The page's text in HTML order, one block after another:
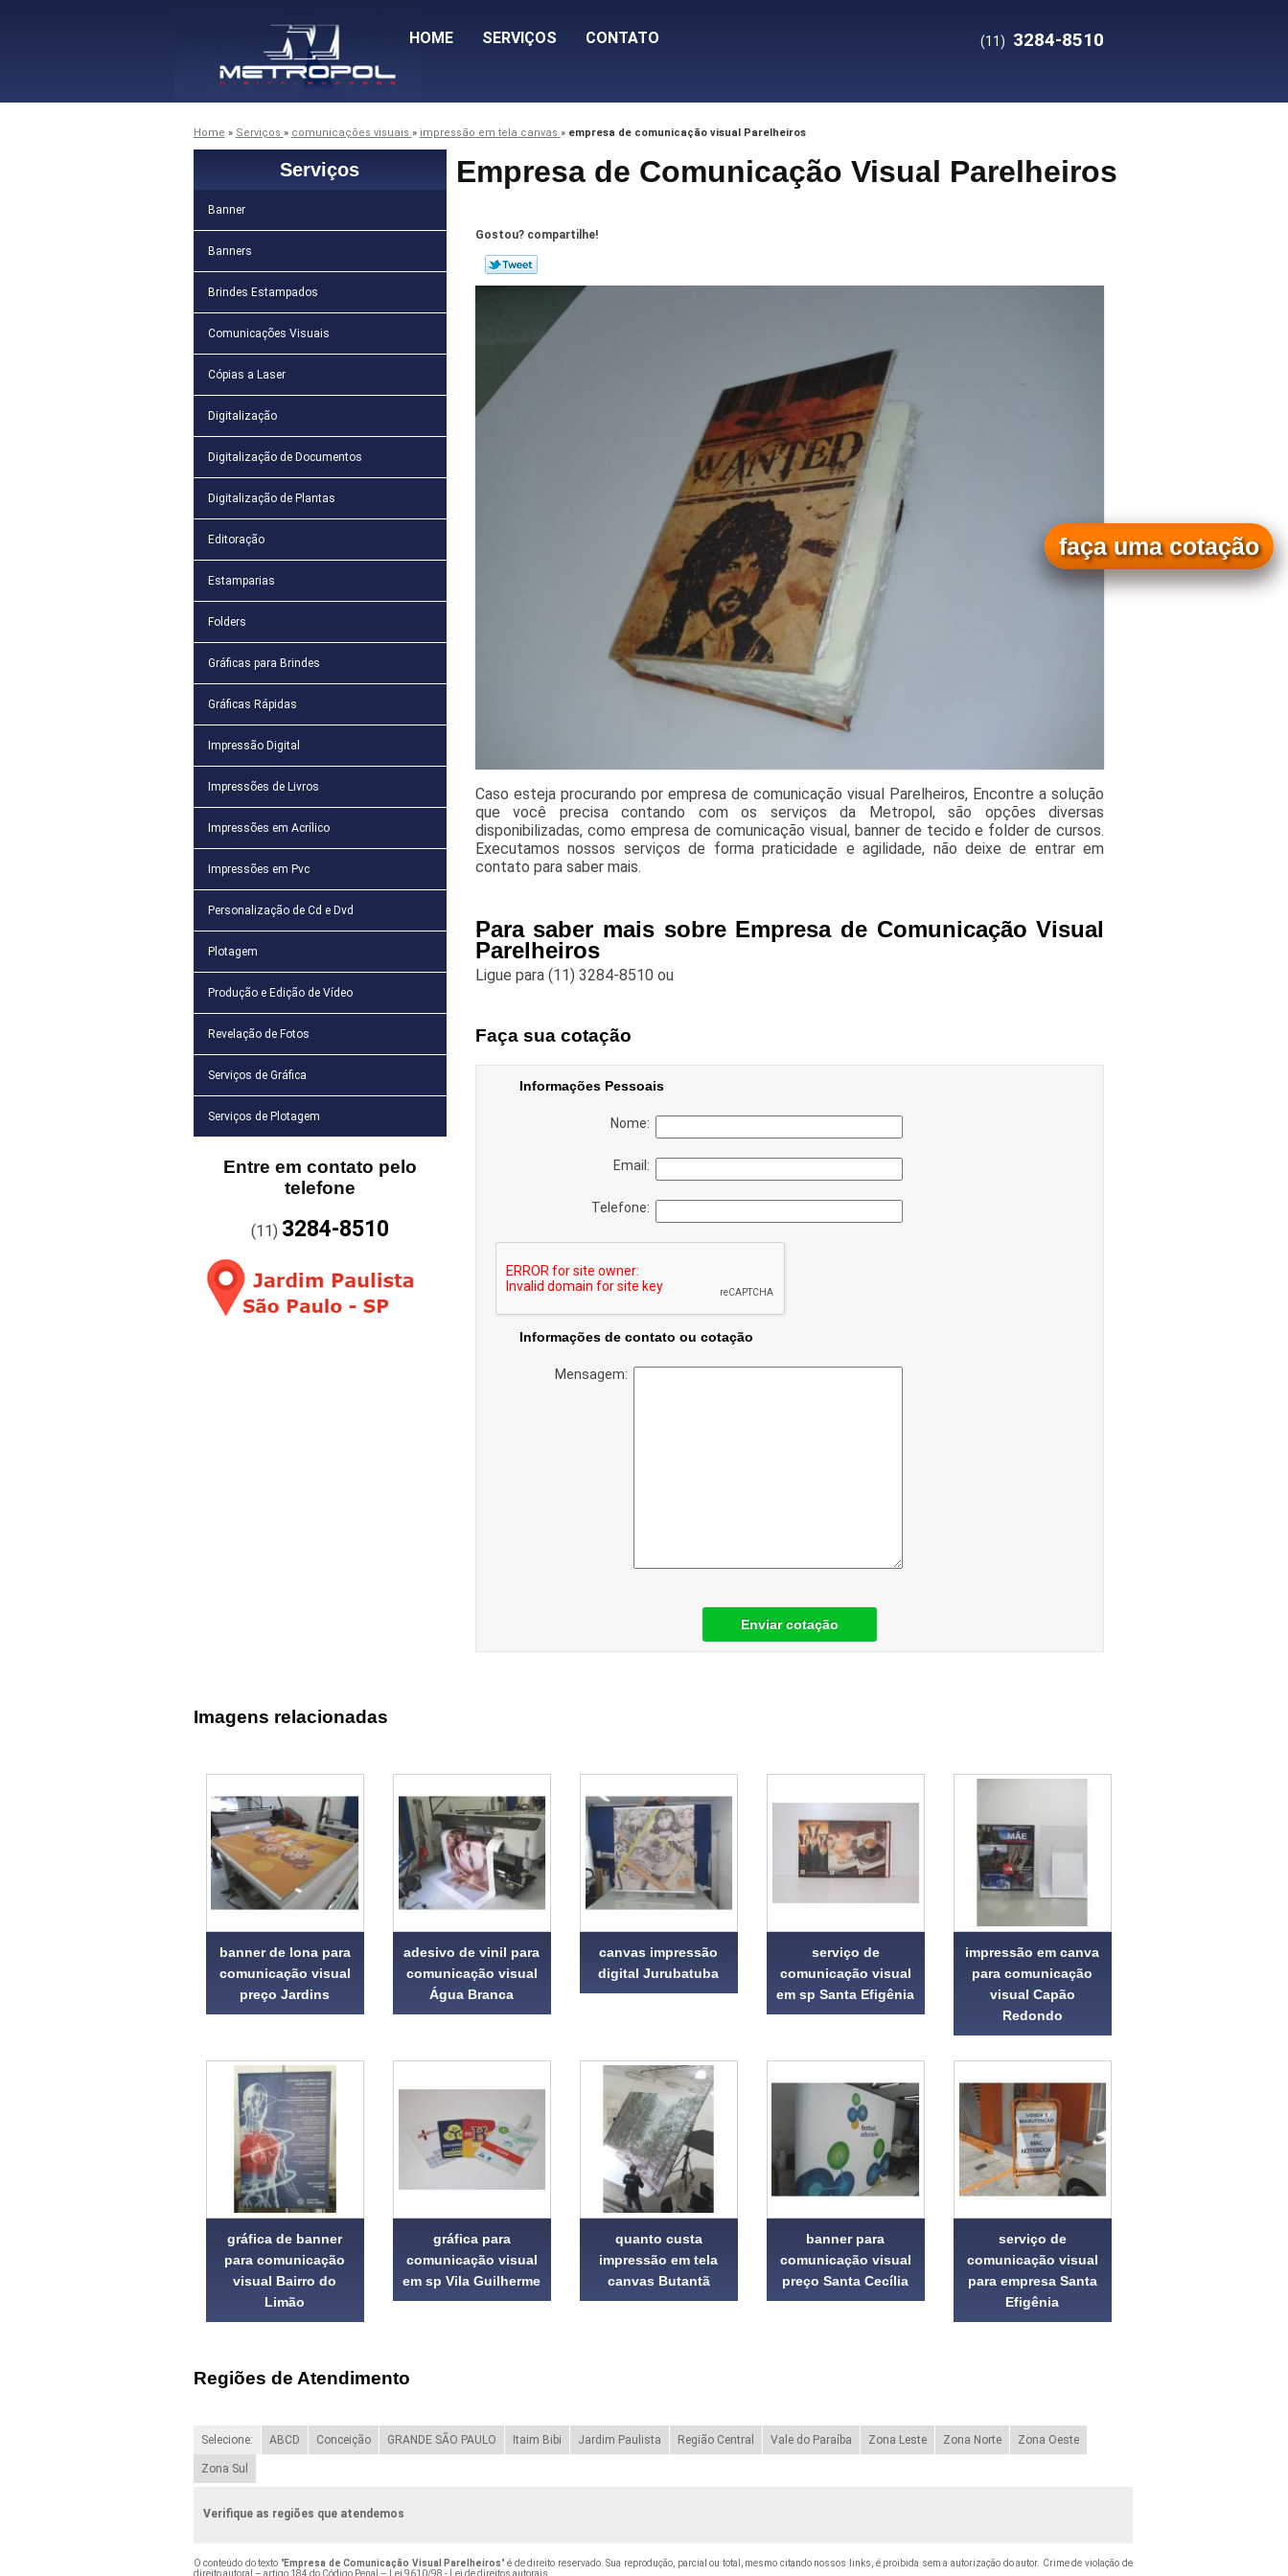
HOME SERVIÇOS CONTATO (11) 3284-8510
Home » Serviços » comunicações visuais » impressão em tela canvas » empresa de comunicação visual Parelheiros
Serviços
Banner
Banners
Brindes Estampados
Comunicações Visuais
Cópias a Laser
Digitalização
Digitalização de Documentos
Digitalização de Plantas
Editoração
Estamparias
Folders
Gráficas para Brindes
Gráficas Rápidas
Impressão Digital
Impressões de Livros
Impressões em Acrílico
Impressões em Pvc
Personalização de Cd e Dvd
Plotagem
Produção e Edição de Vídeo
Revelação de Fotos
Serviços de Gráfica
Serviços de Plotagem
Entre em contato pelo
telefone
(11) 3284-8510
Empresa de Comunicação Visual Parelheiros
Gostou? compartilhe!
Caso esteja procurando por empresa de comunicação visual Parelheiros, Encontre a solução
que você precisa contando com os serviços da Metropol, são opções diversas
disponibilizadas, como empresa de comunicação visual, banner de tecido e folder de cursos.
Executamos nossos serviços de forma praticidade e agilidade, não deixe de entrar em
contato para saber mais.
Para saber mais sobre Empresa de Comunicação Visual
Parelheiros
Ligue para (11) 3284-8510ou
faça uma cotação
Faça sua cotação
Informações Pessoais
Nome:
Email:
Telefone:
Informações de contato ou cotação
Mensagem:
Enviar cotação
Imagens relacionadas
banner de lona para
comunicação visual
preço Jardins
adesivo de vinil para
comunicação visual
Água Branca
canvas impressão
digital Jurubatuba
serviço de
comunicação visual
em sp Santa Efigênia
impressão em canva
para comunicação
visual Capão
Redondo
gráfica de banner
para comunicação
visual Bairro do
Limão
gráfica para
comunicação visual
em sp Vila Guilherme
quanto custa
impressão em tela
canvas Butantã
banner para
comunicação visual
preço Santa Cecília
serviço de
comunicação visual
para empresa Santa
Efigênia
Regiões de Atendimento
Selecione: ABCD Conceição GRANDE SÃO PAULO Itaim Bibi Jardim Paulista Região Central Vale do Paraíba Zona Leste Zona Norte Zona Oeste
Zona Sul
Verifique as regiões que atendemos
O conteúdo do texto "Empresa de Comunicação Visual Parelheiros" é de direito reservado. Sua reprodução, parcial ou total, mesmo citando nossos links, é proibida sem a autorização do autor. Crime de violação de
direito autoral – artigo 184 do Código Penal –
Lei 9610/98 - Lei de direitos autorais